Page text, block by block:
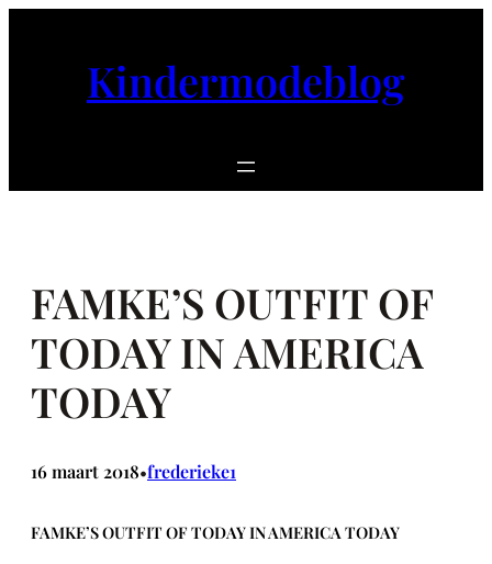
Kindermodeblog
FAMKE’S OUTFIT OF
TODAY IN AMERICA
TODAY
16 maart 2018•frederieke1
FAMKE’S OUTFIT OF TODAY IN AMERICA TODAY